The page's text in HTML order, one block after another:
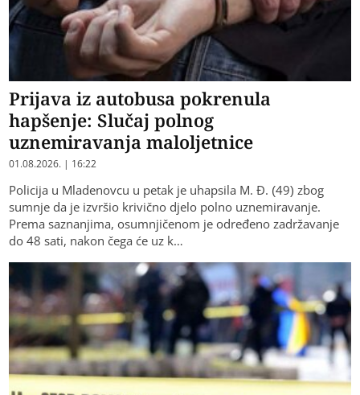
Prijava iz autobusa pokrenula
hapšenje: Slučaj polnog
uznemiravanja maloljetnice
01.08.2026. | 16:22
Policija u Mladenovcu u petak je uhapsila M. Đ. (49) zbog
sumnje da je izvršio krivično djelo polno uznemiravanje.
Prema saznanjima, osumnjičenom je određeno zadržavanje
do 48 sati, nakon čega će uz k…